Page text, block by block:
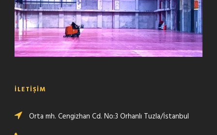
İLETIŞIM
Orta mh. Cengizhan Cd. No:3 Orhanlı Tuzla/İstanbul